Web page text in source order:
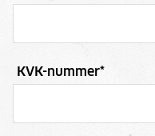
KVK-nummer*